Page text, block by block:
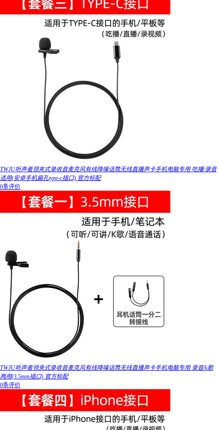
TWJU听声者领夹式录收音麦克风有线降噪话筒无线直播声卡手机电脑专用 吃播/录音
适用(安卓手机扁孔type-c插口) 官方标配
0条评价
TWJU听声者领夹式录收音麦克风有线降噪话筒无线直播声卡手机电脑专用 录音/k歌
两用(3.5mm插口) 官方标配
0条评价